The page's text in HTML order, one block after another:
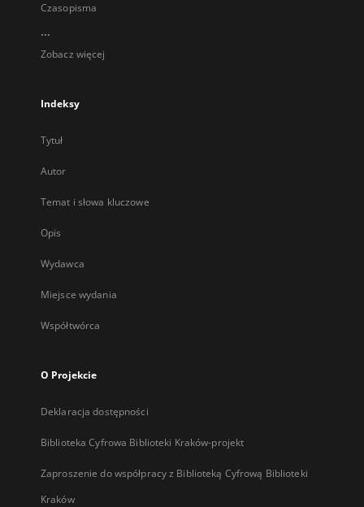
Czasopisma
...
Zobacz więcej
Indeksy
Tytuł
Autor
Temat i słowa kluczowe
Opis
Wydawca
Miejsce wydania
Współtwórca
O Projekcie
Deklaracja dostępności
Biblioteka Cyfrowa Biblioteki Kraków-projekt
Zaproszenie do współpracy z Biblioteką Cyfrową Biblioteki
Kraków